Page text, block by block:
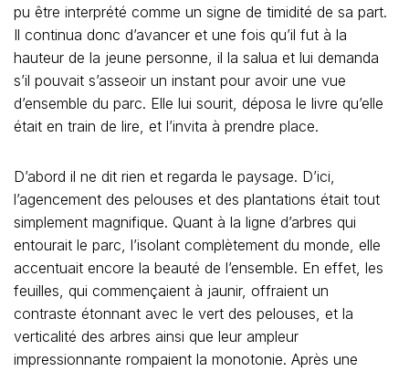
pu être interprété comme un signe de timidité de sa part.
Il continua donc d’avancer et une fois qu’il fut à la
hauteur de la jeune personne, il la salua et lui demanda
s’il pouvait s’asseoir un instant pour avoir une vue
d’ensemble du parc. Elle lui sourit, déposa le livre qu’elle
était en train de lire, et l’invita à prendre place.
D’abord il ne dit rien et regarda le paysage. D’ici,
l’agencement des pelouses et des plantations était tout
simplement magnifique. Quant à la ligne d’arbres qui
entourait le parc, l’isolant complètement du monde, elle
accentuait encore la beauté de l’ensemble. En effet, les
feuilles, qui commençaient à jaunir, offraient un
contraste étonnant avec le vert des pelouses, et la
verticalité des arbres ainsi que leur ampleur
impressionnante rompaient la monotonie. Après une